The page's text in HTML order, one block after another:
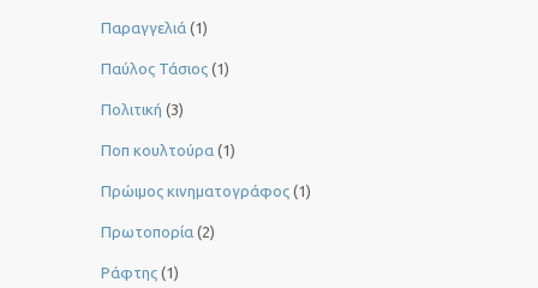
Παραγγελιά (1)
Παύλος Τάσιος (1)
Πολιτική (3)
Ποπ κουλτούρα (1)
Πρώιμος κινηματογράφος (1)
Πρωτοπορία (2)
Ράφτης (1)